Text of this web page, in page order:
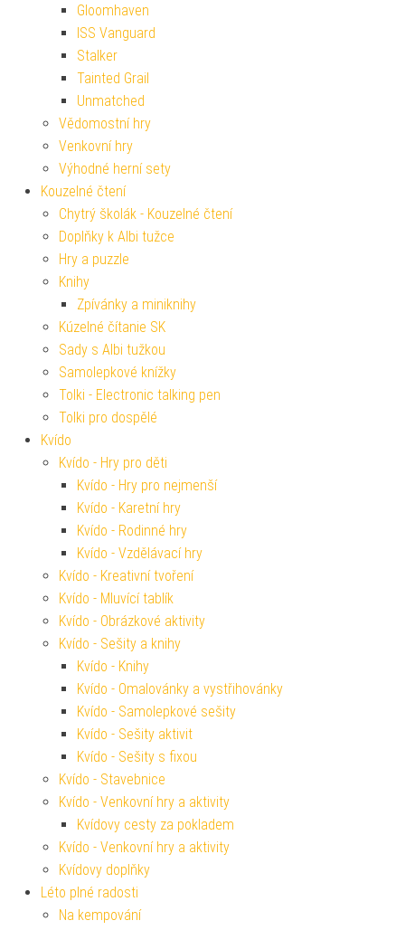
Gloomhaven
ISS Vanguard
Stalker
Tainted Grail
Unmatched
Vědomostní hry
Venkovní hry
Výhodné herní sety
Kouzelné čtení
Chytrý školák - Kouzelné čtení
Doplňky k Albi tužce
Hry a puzzle
Knihy
Zpívánky a miniknihy
Kúzelné čítanie SK
Sady s Albi tužkou
Samolepkové knížky
Tolki - Electronic talking pen
Tolki pro dospělé
Kvído
Kvído - Hry pro děti
Kvído - Hry pro nejmenší
Kvído - Karetní hry
Kvído - Rodinné hry
Kvído - Vzdělávací hry
Kvído - Kreativní tvoření
Kvído - Mluvící tablík
Kvído - Obrázkové aktivity
Kvído - Sešity a knihy
Kvído - Knihy
Kvído - Omalovánky a vystřihovánky
Kvído - Samolepkové sešity
Kvído - Sešity aktivit
Kvído - Sešity s fixou
Kvído - Stavebnice
Kvído - Venkovní hry a aktivity
Kvídovy cesty za pokladem
Kvído - Venkovní hry a aktivity
Kvídovy doplňky
Léto plné radosti
Na kempování